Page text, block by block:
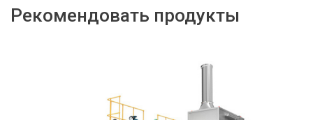
Рекомендовать продукты